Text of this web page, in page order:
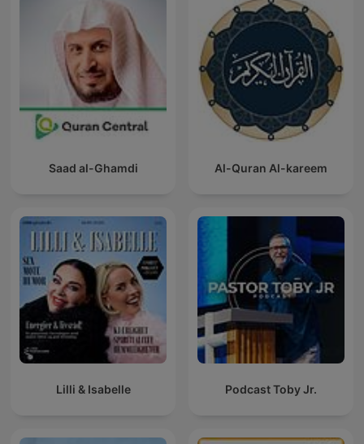
Saad al-Ghamdi Al-Quran Al-kareem
Lilli & Isabelle Podcast Toby Jr.